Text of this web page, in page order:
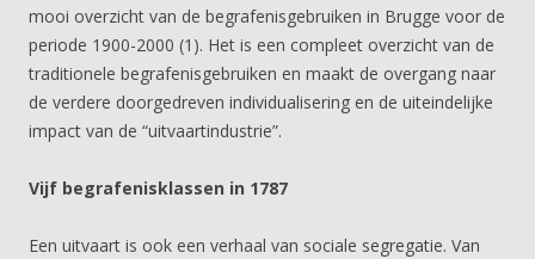
mooi overzicht van de begrafenisgebruiken in Brugge voor de
periode 1900-2000 (1). Het is een compleet overzicht van de
traditionele begrafenisgebruiken en maakt de overgang naar
de verdere doorgedreven individualisering en de uiteindelijke
impact van de “uitvaartindustrie”.
Vijf begrafenisklassen in 1787
Een uitvaart is ook een verhaal van sociale segregatie. Van